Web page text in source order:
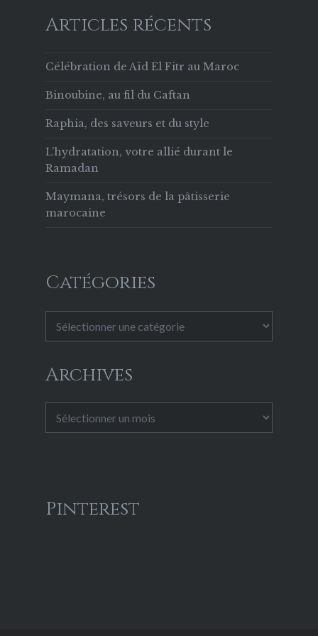
Articles récents
Célébration de Aïd El Fitr au Maroc
Binoubine, au fil du Caftan
Raphia, des saveurs et du style
L’hydratation, votre allié durant le
Ramadan
Maymana, trésors de la pâtisserie
marocaine
Catégories
Archives
Pinterest